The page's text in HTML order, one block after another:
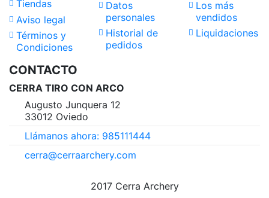
Tiendas
Aviso legal
Términos y
Condiciones
Datos
personales
Historial de
pedidos
Los más
vendidos
Liquidaciones
CONTACTO
CERRA TIRO CON ARCO
Augusto Junquera 12
33012 Oviedo
Llámanos ahora: 985111444
cerra@cerraarchery.com
2017 Cerra Archery